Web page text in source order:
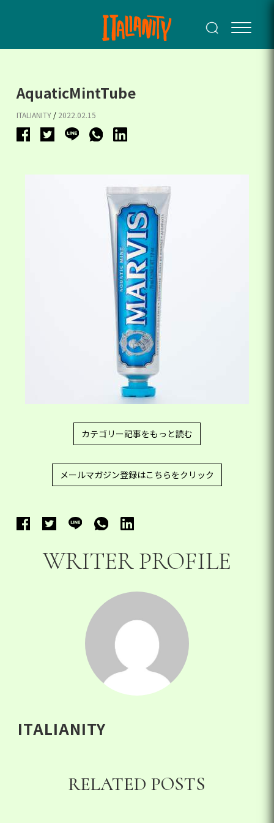
AquaticMintTube
ITALIANITY / 2022.02.15
カテゴリー記事をもっと読む
メールマガジン登録はこちらをクリック
WRITER PROFILE
ITALIANITY
RELATED POSTS